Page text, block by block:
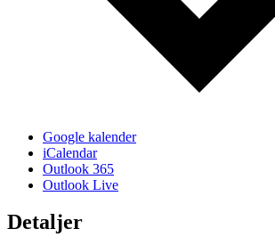
Google kalender
iCalendar
Outlook 365
Outlook Live
Detaljer